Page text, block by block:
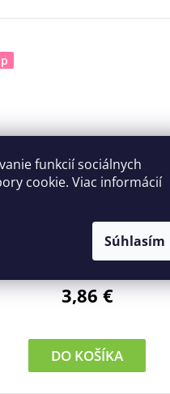
funkcií sociálnych
cookie. Viac informácií
Súhlasím
mliekom VIVAPHARM 200 ml
Skladom
3,86 €
DO KOŠÍKA